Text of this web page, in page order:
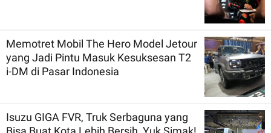
Memotret Mobil The Hero Model Jetour
yang Jadi Pintu Masuk Kesuksesan T2
i-DM di Pasar Indonesia
Isuzu GIGA FVR, Truk Serbaguna yang